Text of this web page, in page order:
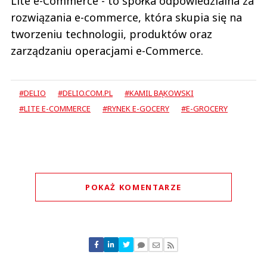
rozwiązania e-commerce, która skupia się na
tworzeniu technologii, produktów oraz
zarządzaniu operacjami e-Commerce.
#DELIO #DELIO.COM.PL
#KAMIL BĄKOWSKI
#LITE E-COMMERCE
#RYNEK E-GOCERY #E-GROCERY
POKAŻ KOMENTARZE
Nie znaleziono komentarzy
Zostaw swoje komentarze